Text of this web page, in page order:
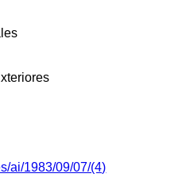
ai/1983/09/07/(4)